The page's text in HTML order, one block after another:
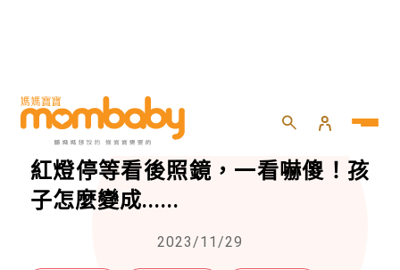
HOME 專欄 焦點話題
以為後方汽座的女兒正熟睡，媽媽
紅燈停等看後照鏡，一看嚇傻！孩
子怎麼變成......
2023/11/29